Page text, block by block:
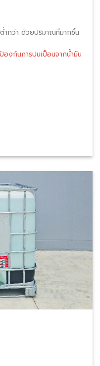
ำกว่า ด้วยปริมาณที่มากชึ้น
องกันการปนเปื้อนจากน้ำมัน